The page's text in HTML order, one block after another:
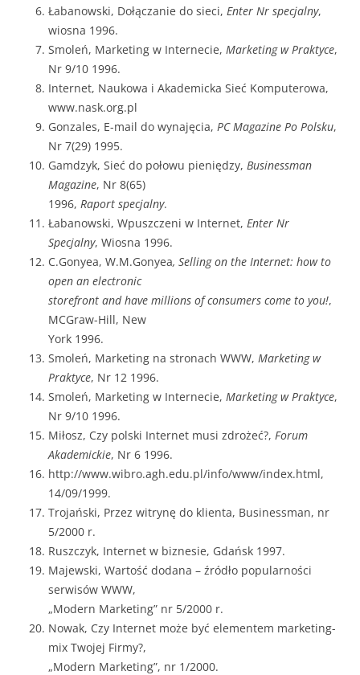
Łabanowski, Dołączanie do sieci, Enter Nr specjalny,
wiosna 1996.
Smoleń, Marketing w Internecie, Marketing w Praktyce,
Nr 9/10 1996.
Internet, Naukowa i Akademicka Sieć Komputerowa,
www.nask.org.pl
Gonzales, E-mail do wynajęcia, PC Magazine Po Polsku,
Nr 7(29) 1995.
Gamdzyk, Sieć do połowu pieniędzy, Businessman
Magazine, Nr 8(65)
1996, Raport specjalny.
Łabanowski, Wpuszczeni w Internet, Enter Nr
Specjalny, Wiosna 1996.
C.Gonyea, W.M.Gonyea, Selling on the Internet: how to
open an electronic
storefront and have millions of consumers come to you!,
MCGraw-Hill, New
York 1996.
Smoleń, Marketing na stronach WWW, Marketing w
Praktyce, Nr 12 1996.
Smoleń, Marketing w Internecie, Marketing w Praktyce,
Nr 9/10 1996.
Miłosz, Czy polski Internet musi zdrożeć?, Forum
Akademickie, Nr 6 1996.
http://www.wibro.agh.edu.pl/info/www/index.html,
14/09/1999.
Trojański, Przez witrynę do klienta, Businessman, nr
5/2000 r.
Ruszczyk, Internet w biznesie, Gdańsk 1997.
Majewski, Wartość dodana – źródło popularności
serwisów WWW,
„Modern Marketing” nr 5/2000 r.
Nowak, Czy Internet może być elementem marketing-
mix Twojej Firmy?,
„Modern Marketing”, nr 1/2000.